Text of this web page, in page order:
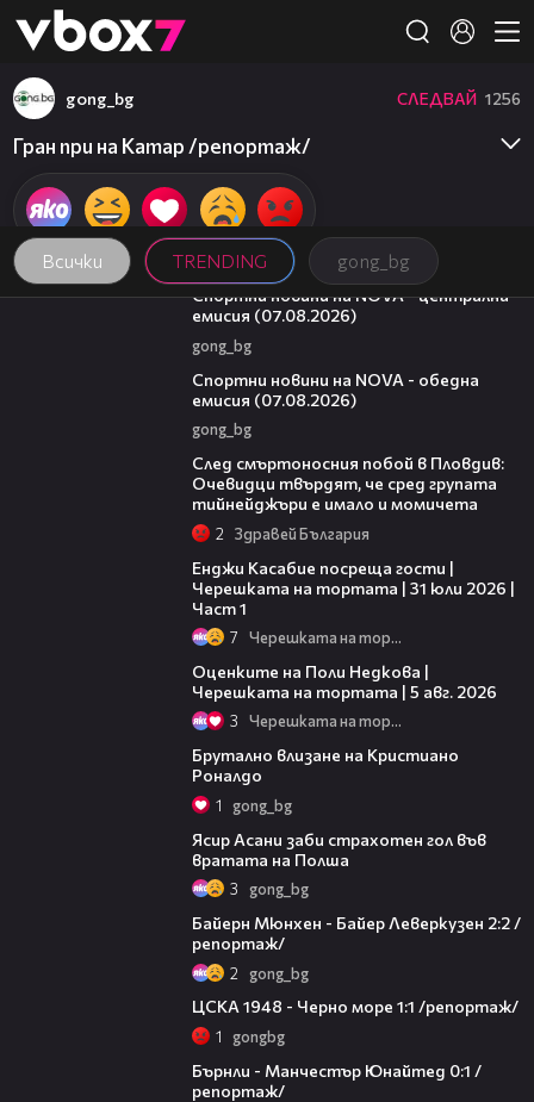
👾
Всички TRENDING gong_bg
gong_bg СЛЕДВАЙ 1256
Гран при на Катар /репортаж/
05:18
Спортни новини на NOVA - централна
емисия (07.08.2026)
gong_bg
Спортни новини на NOVA - обедна
емисия (07.08.2026)
gong_bg
След смъртоносния побой в Пловдив:
Очевидци твърдят, че сред групата
тийнейджъри е имало и момичета
2 Здравей България
Енджи Касабие посреща гости |
Черешката на тортата | 31 юли 2026 |
Част 1
7 Черешката на тортата
Оценките на Поли Недкова |
Черешката на тортата | 5 авг. 2026
3 Черешката на тортата
Брутално влизане на Кристиано
Роналдо
1 gong_bg
Ясир Асани заби страхотен гол във
вратата на Полша
3 gong_bg
Байерн Мюнхен - Байер Леверкузен 2:2 /
репортаж/
2 gong_bg
ЦСКА 1948 - Черно море 1:1 /репортаж/
1 gongbg
Бърнли - Манчестър Юнайтед 0:1 /
репортаж/